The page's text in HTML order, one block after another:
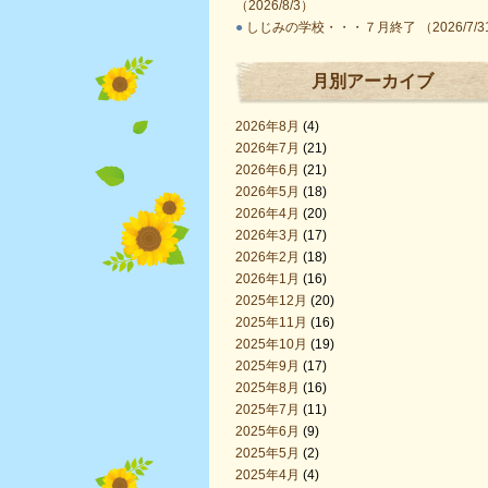
（2026/8/3）
● しじみの学校・・・７月終了 （2026/7/
月別アーカイブ
2026年8月 (4)
2026年7月 (21)
2026年6月 (21)
2026年5月 (18)
2026年4月 (20)
2026年3月 (17)
2026年2月 (18)
2026年1月 (16)
2025年12月 (20)
2025年11月 (16)
2025年10月 (19)
2025年9月 (17)
2025年8月 (16)
2025年7月 (11)
2025年6月 (9)
2025年5月 (2)
2025年4月 (4)